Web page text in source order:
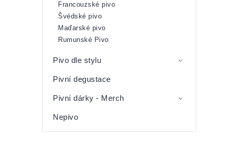
Francouzské pivo
Švédské pivo
Maďarské pivo
Rumunské Pivo
Pivo dle stylu
Pivní degustace
Pivní dárky - Merch
Nepivo